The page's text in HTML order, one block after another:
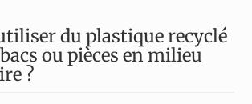
du plastique recyclé
ou pièces en milieu
?